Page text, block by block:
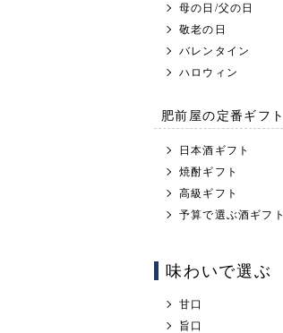
母の日/父の日
敬老の日
バレンタイン
ハロウィン
肥前屋の定番ギフト
日本酒ギフト
焼酎ギフト
高級ギフト
予算で選ぶ酒ギフト
味わいで選ぶ
甘口
旨口